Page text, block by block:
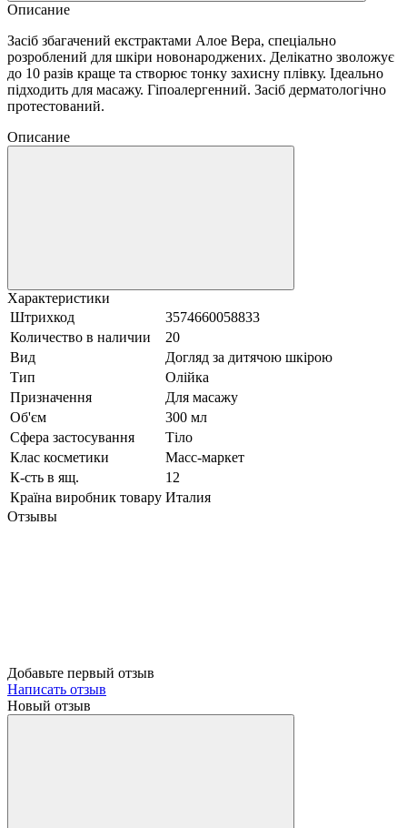
Описание
Засіб збагачений екстрактами Алое Вера, спеціально
розроблений для шкіри новонароджених. Делікатно зволожує
до 10 разів краще та створює тонку захисну плівку. Ідеально
підходить для масажу. Гіпоалергенний. Засіб дерматологічно
протестований.
Описание
Характеристики
Штрихкод
3574660058833
Количество в наличии
20
Вид
Догляд за дитячою шкірою
Тип
Олійка
Призначення
Для масажу
Об'єм
300 мл
Сфера застосування
Тіло
Клас косметики
Масс-маркет
К-сть в ящ.
12
Країна виробник товару Италия
Отзывы
Добавьте первый отзыв
Написать отзыв
Новый отзыв